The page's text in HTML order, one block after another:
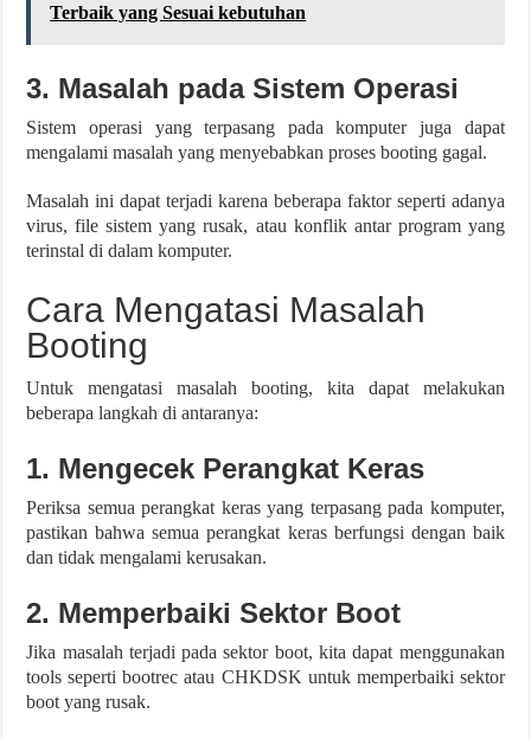
Terbaik yang Sesuai kebutuhan
3. Masalah pada Sistem Operasi
Sistem operasi yang terpasang pada komputer juga dapat
mengalami masalah yang menyebabkan proses booting gagal.
Masalah ini dapat terjadi karena beberapa faktor seperti adanya
virus, file sistem yang rusak, atau konflik antar program yang
terinstal di dalam komputer.
Cara Mengatasi Masalah
Booting
Untuk mengatasi masalah booting, kita dapat melakukan
beberapa langkah di antaranya:
1. Mengecek Perangkat Keras
Periksa semua perangkat keras yang terpasang pada komputer,
pastikan bahwa semua perangkat keras berfungsi dengan baik
dan tidak mengalami kerusakan.
2. Memperbaiki Sektor Boot
Jika masalah terjadi pada sektor boot, kita dapat menggunakan
tools seperti bootrec atau CHKDSK untuk memperbaiki sektor
boot yang rusak.